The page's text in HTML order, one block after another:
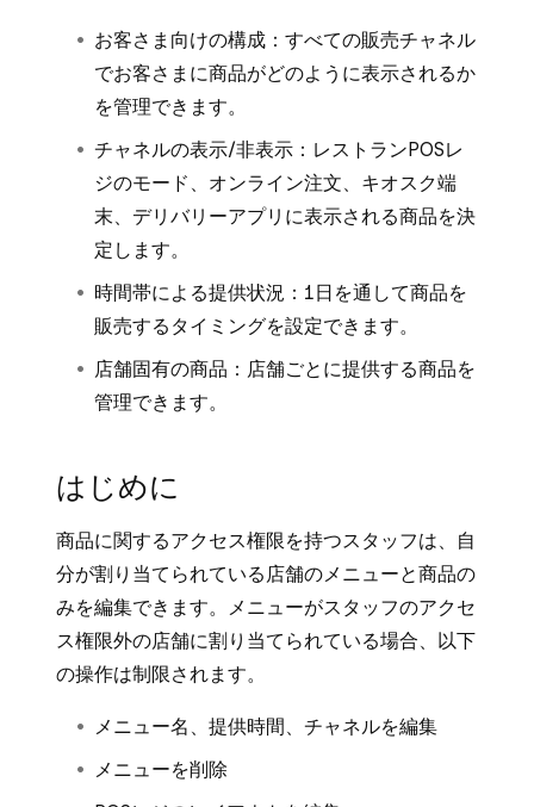
お客さま向けの構成：すべての販売チャネル
でお客さまに商品がどのように表示されるか
を管理できます。
チャネルの表示/非表示：レストランPOSレ
ジのモード、オンライン注文、キオスク端
末、デリバリーアプリに表示される商品を決
定します。
時間帯による提供状況：1日を通して商品を
販売するタイミングを設定できます。
店舗固有の商品：店舗ごとに提供する商品を
管理できます。
はじめに
商品に関するアクセス権限を持つスタッフは、自
分が割り当てられている店舗のメニューと商品の
みを編集できます。メニューがスタッフのアクセ
ス権限外の店舗に割り当てられている場合、以下
の操作は制限されます。
メニュー名、提供時間、チャネルを編集
メニューを削除